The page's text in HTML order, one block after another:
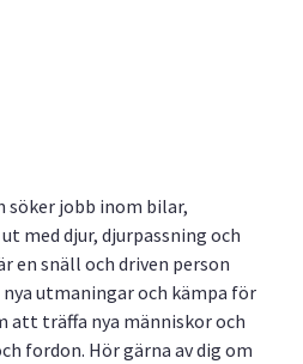
söker jobb inom bilar,
med djur, djurpassning och
en snäll och driven person
utmaningar och kämpa för
att träffa nya människor och
fordon. Hör gärna av dig om